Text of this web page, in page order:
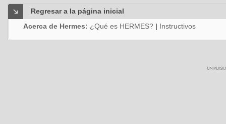
Regresar a la página inicial
Acerca de Hermes: ¿Qué es HERMES? | Instructivos